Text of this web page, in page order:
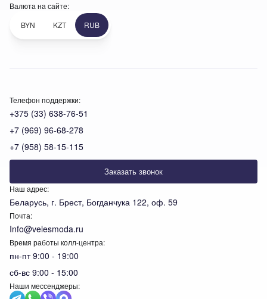
Телефон поддержки:
+375 (33) 638-76-51
+7 (969) 96-68-278
+7 (958) 58-15-115
Заказать звонок
Наш адрес:
Беларусь, г. Брест, Богданчука 122, оф. 59
Почта:
Info@velesmoda.ru
Время работы колл-центра:
пн-пт 9:00 - 19:00
сб-вс 9:00 - 15:00
Наши мессенджеры:
Валюта на сайте:
BYN
KZT RUB